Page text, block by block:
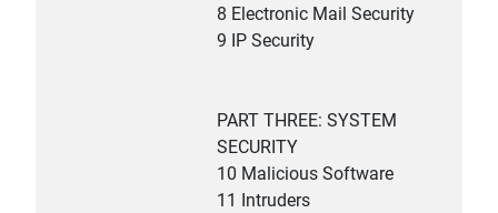
8 Electronic Mail Security
9 IP Security
PART THREE: SYSTEM
SECURITY
10 Malicious Software
11 Intruders